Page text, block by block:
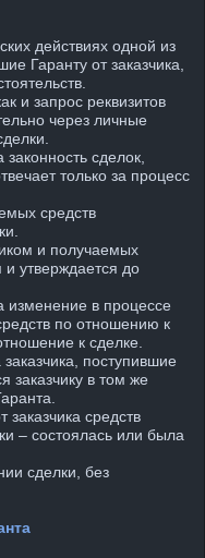
действиях одной из
Гаранту от заказчика,
и запрос реквизитов
через личные
законность сделок,
только за процесс
средств
и получаемых
утверждается до
изменение в процессе
по отношению к
к сделке.
поступившие
заказчику в том же
заказчика средств
– состоялась или была
сделки, без